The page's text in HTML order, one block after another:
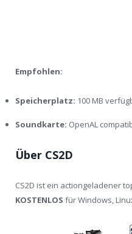
Empfohlen:
Speicherplatz: 100 MB
Soundkarte: OpenAL
Über CS2D
CS2D ist ein actiongeladener
KOSTENLOS für Windows,